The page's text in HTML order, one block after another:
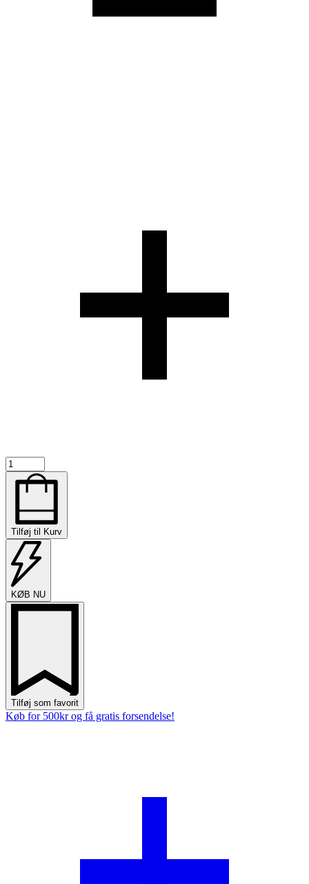
V3
-
PRO
Fingerboard
26132
antal
Tilføj til Kurv
KØB NU
Tilføj som favorit
Køb for 500kr og få gratis forsendelse!